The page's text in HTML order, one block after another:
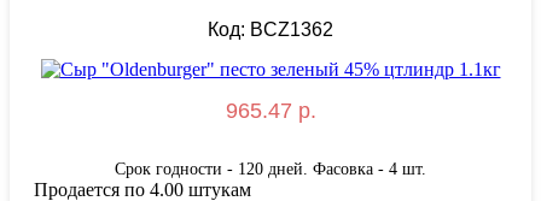
Код: BCZ1362
965.47 р.
Срок годности - 120 дней. Фасовка - 4 шт.
Продается по 4.00 штукам